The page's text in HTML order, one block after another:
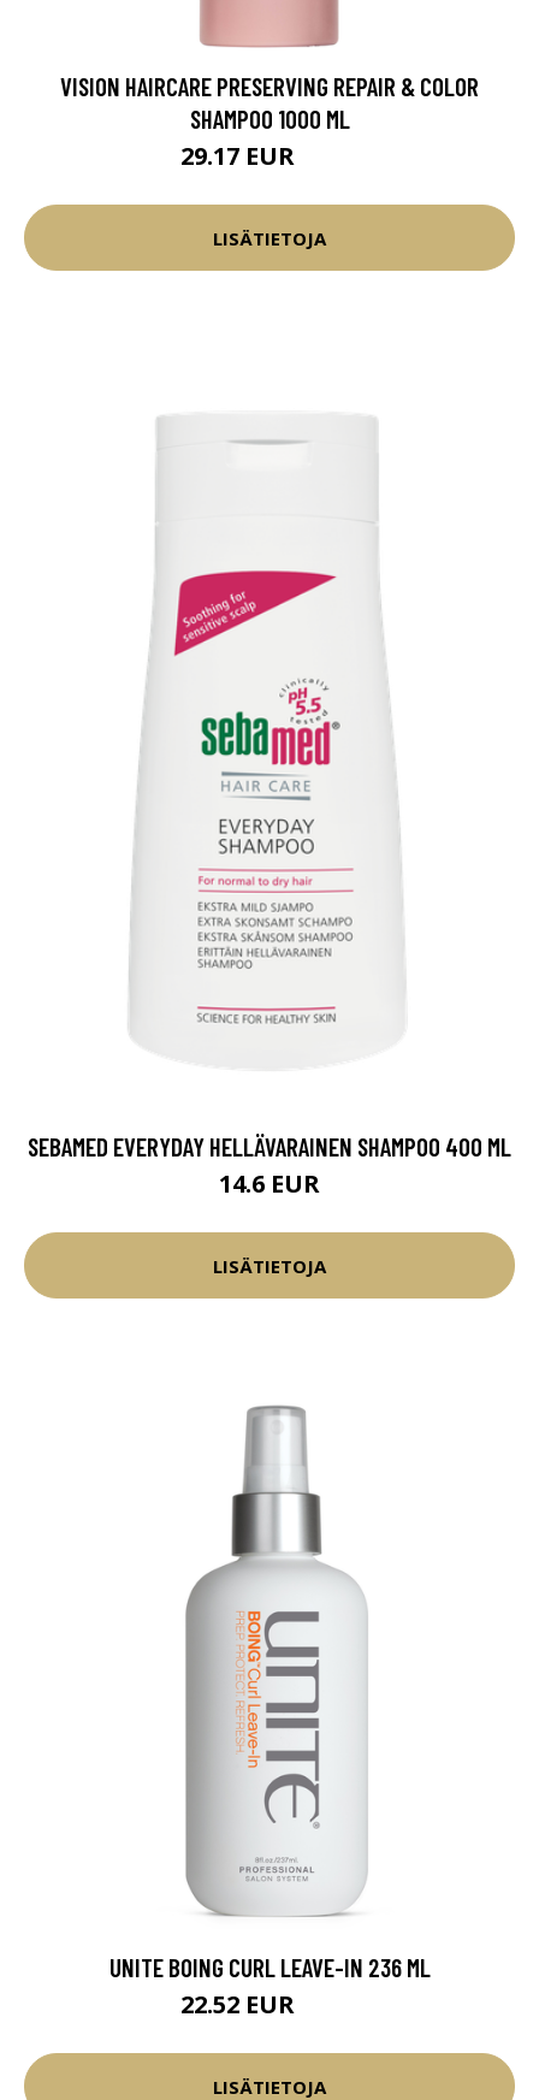
VISION HAIRCARE PRESERVING REPAIR & COLOR
SHAMPOO 1000 ML
29.17 EUR
LISÄTIETOJA
SEBAMED EVERYDAY HELLÄVARAINEN SHAMPOO 400 ML
14.6 EUR
LISÄTIETOJA
UNITE BOING CURL LEAVE-IN 236 ML
22.52 EUR
LISÄTIETOJA